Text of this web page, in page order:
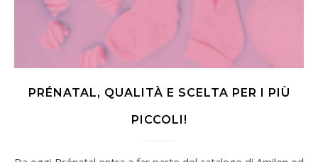
PRÉNATAL, QUALITÀ E SCELTA PER I PIÙ
PICCOLI!